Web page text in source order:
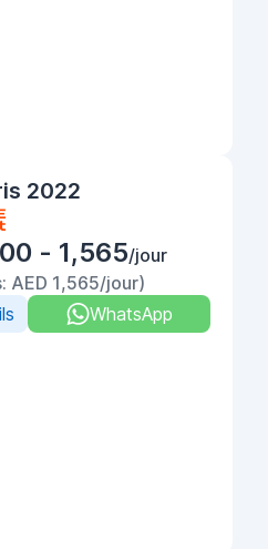
2022
- 1,565/jour
AED 1,565/jour)
WhatsApp